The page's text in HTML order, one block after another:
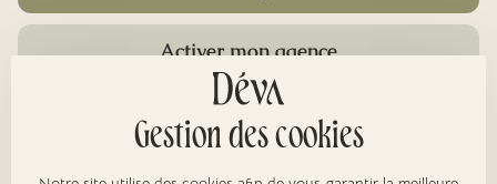
Activer mon agence
Gestion des cookies